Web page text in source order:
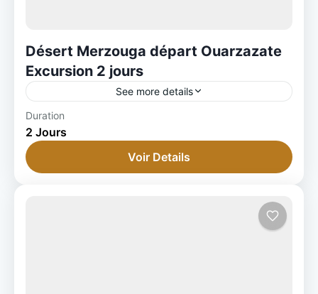
Désert Merzouga départ Ouarzazate
Excursion 2 jours
See more details
Duration
2 Jours
Voir Details